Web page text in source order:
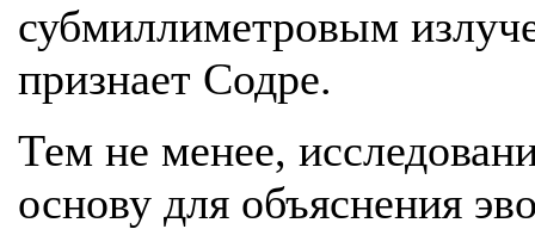
субмиллиметровым
признает Содре.
Тем не менее,
основу для объяснения